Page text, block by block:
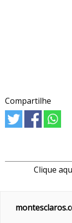
Compartilhe
Clique